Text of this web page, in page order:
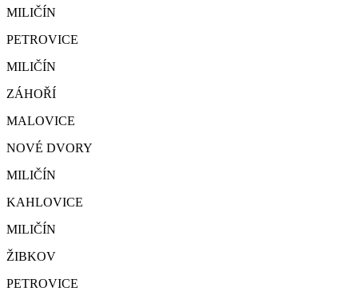
MILIČÍN
PETROVICE
MILIČÍN
ZÁHOŘÍ
MALOVICE
NOVÉ DVORY
MILIČÍN
KAHLOVICE
MILIČÍN
ŽIBKOV
PETROVICE